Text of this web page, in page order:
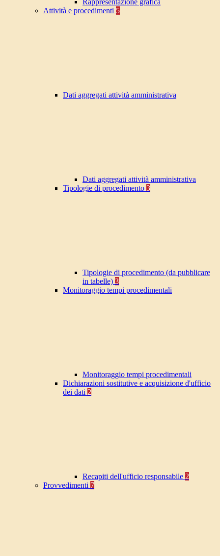
Rappresentazione grafica
Attività e procedimenti 5
Dati aggregati attività amministrativa
Dati aggregati attività amministrativa
Tipologie di procedimento 3
Tipologie di procedimento (da pubblicare
in tabelle) 3
Monitoraggio tempi procedimentali
Monitoraggio tempi procedimentali
Dichiarazioni sostitutive e acquisizione d'ufficio
dei dati 2
Recapiti dell'ufficio responsabile 2
Provvedimenti 7